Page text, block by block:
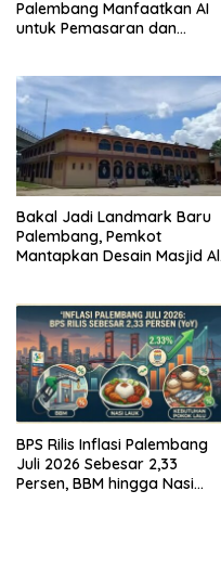
Palembang Manfaatkan AI
untuk Pemasaran dan
Bakal Jadi Landmark Baru
Palembang, Pemkot
Mantapkan Desain Masjid Al
BPS Rilis Inflasi Palembang
Juli 2026 Sebesar 2,33
Persen, BBM hingga Nasi